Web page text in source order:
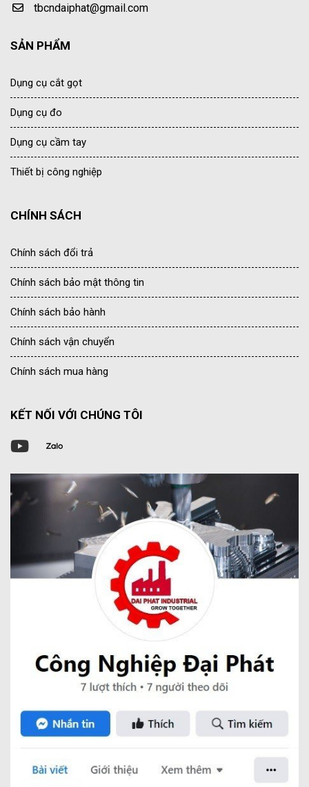
tbcndaiphat@gmail.com
SẢN PHẨM
Dụng cụ cắt gọt
Dụng cụ đo
Dụng cụ cầm tay
Thiết bị công nghiệp
CHÍNH SÁCH
Chính sách đổi trả
Chính sách bảo mật thông tin
Chính sách bảo hành
Chính sách vận chuyển
Chính sách mua hàng
KẾT NỐI VỚI CHÚNG TÔI